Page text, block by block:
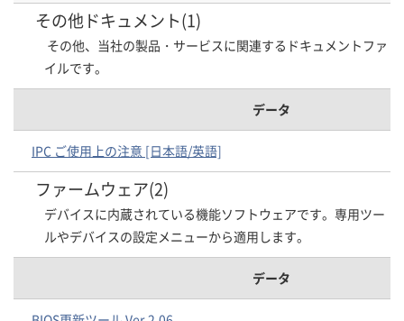
その他ドキュメント(1)
その他、当社の製品・サービスに関連するドキュメントファ
イルです。
データ
IPC ご使用上の注意 [日本語/英語]
ファームウェア(2)
デバイスに内蔵されている機能ソフトウェアです。専用ツー
ルやデバイスの設定メニューから適用します。
データ